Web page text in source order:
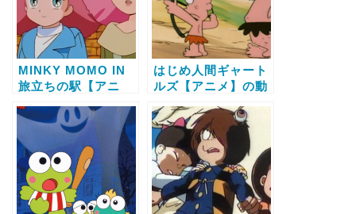
MINKY MOMO IN
旅立ちの駅【アニ
ビス比較と無料で全
話視聴する方法
はじめ人間ギャート
ルズ【アニメ】の動
と無料で全話視聴す
る方法